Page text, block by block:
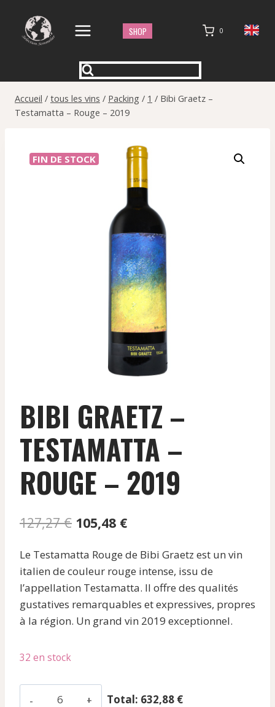
contenu
SHOP 0
Accueil / tous les vins / Packing / 1 / Bibi Graetz –
Testamatta – Rouge – 2019
FIN DE STOCK
BIBI GRAETZ –
TESTAMATTA –
ROUGE – 2019
127,27€ Le
initial
était :
127,27 €.
105,48 €Le
actuel
est :
105,48 €.
Le Testamatta Rouge de Bibi Graetz est un vin
italien de couleur rouge intense, issu de
l’appellation Testamatta. Il offre des qualités
gustatives remarquables et expressives, propres
à la région. Un grand vin 2019 exceptionnel.
32 en stock
Total: 632,88 €